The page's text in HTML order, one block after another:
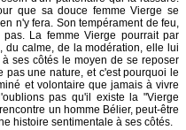
que sa douce femme Vierge se
n'y fera. Son tempérament de feu,
La femme Vierge pourrait par
du calme, de la modération, elle lui
ses côtés le moyen de se reposer
pas une nature, et c'est pourquoi le
et volontaire que jamais à vivre
pas qu'il existe la "Vierge
un homme Bélier, peut-être
histoire sentimentale à ses côtés.